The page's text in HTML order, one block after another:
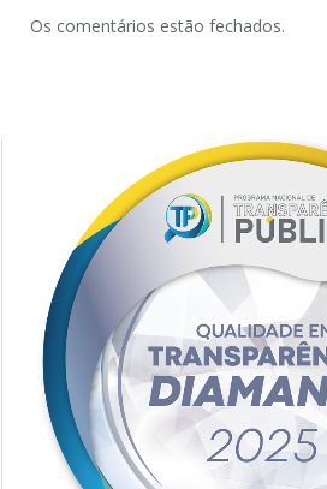
Os comentários estão fechados.